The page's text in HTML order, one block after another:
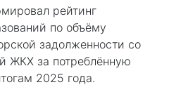
рейтинг
по объёму
задолженности со
ЖКХ за потреблённую
2025 года.